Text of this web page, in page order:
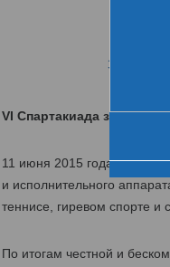
За день до
VI Спартакиада
11 июня 2015 года
и исполнительного
теннисе, гиревом спорте и
По итогам честной и